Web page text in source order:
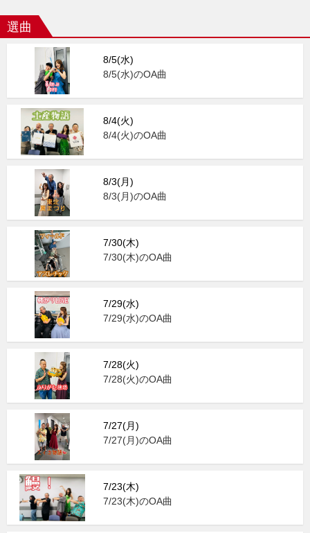
選曲
8/5(水)
8/5(水)のOA曲
8/4(火)
8/4(火)のOA曲
8/3(月)
8/3(月)のOA曲
7/30(木)
7/30(木)のOA曲
7/29(水)
7/29(水)のOA曲
7/28(火)
7/28(火)のOA曲
7/27(月)
7/27(月)のOA曲
7/23(木)
7/23(木)のOA曲